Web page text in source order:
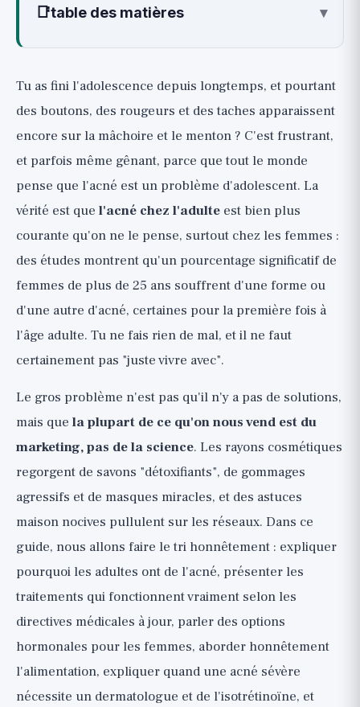
📑table des matières ▾
chez les femmes
Les bases topiques qui fonctionnent
vraiment (🟢)
Comment utiliser sans dessécher la peau
Acné hormonale chez la femme : options
sous contrôle médical (🟢)
vraiment connu, honnêtement (🟡)
Acné kystique sévère et isotrétinoïne : en
(🔴)
En résumé et liste d'actions
Tu as fini l'adolescence depuis longtemps, et pourtant
des boutons, des rougeurs et des taches apparaissent
encore sur la mâchoire et le menton ? C'est frustrant,
et parfois même gênant, parce que tout le monde
pense que l'acné est un problème d'adolescent. La
vérité est que l'acné chez l'adulte est bien plus
courante qu'on ne le pense, surtout chez les femmes :
des études montrent qu'un pourcentage significatif de
femmes de plus de 25 ans souffrent d'une forme ou
d'une autre d'acné, certaines pour la première fois à
l'âge adulte. Tu ne fais rien de mal, et il ne faut
certainement pas "juste vivre avec".
Le gros problème n'est pas qu'il n'y a pas de solutions,
mais que la plupart de ce qu'on nous vend est du
marketing, pas de la science. Les rayons cosmétiques
regorgent de savons "détoxifiants", de gommages
agressifs et de masques miracles, et des astuces
maison nocives pullulent sur les réseaux. Dans ce
guide, nous allons faire le tri honnêtement : expliquer
pourquoi les adultes ont de l'acné, présenter les
traitements qui fonctionnent vraiment selon les
directives médicales à jour, parler des options
hormonales pour les femmes, aborder honnêtement
l'alimentation, expliquer quand une acné sévère
nécessite un dermatologue et de l'isotrétinoïne, et